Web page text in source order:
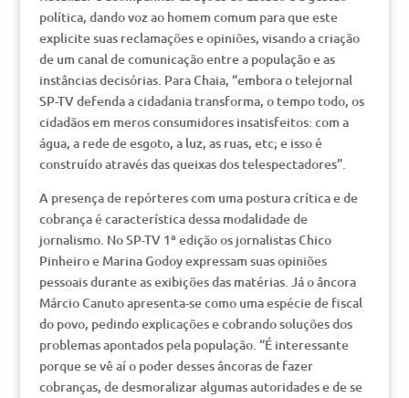
política, dando voz ao homem comum para que este
explicite suas reclamações e opiniões, visando a criação
de um canal de comunicação entre a população e as
instâncias decisórias. Para Chaia, “embora o telejornal
SP-TV defenda a cidadania transforma, o tempo todo, os
cidadãos em meros consumidores insatisfeitos: com a
água, a rede de esgoto, a luz, as ruas, etc; e isso é
construído através das queixas dos telespectadores”.
A presença de repórteres com uma postura crítica e de
cobrança é característica dessa modalidade de
jornalismo. No SP-TV 1ª edição os jornalistas Chico
Pinheiro e Marina Godoy expressam suas opiniões
pessoais durante as exibições das matérias. Já o âncora
Márcio Canuto apresenta-se como uma espécie de fiscal
do povo, pedindo explicações e cobrando soluções dos
problemas apontados pela população. “É interessante
porque se vê aí o poder desses âncoras de fazer
cobranças, de desmoralizar algumas autoridades e de se